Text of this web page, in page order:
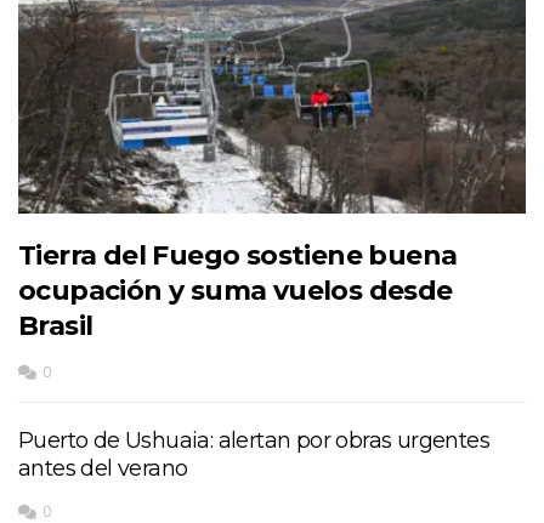
Tierra del Fuego sostiene buena
ocupación y suma vuelos desde
Brasil
0
Puerto de Ushuaia: alertan por obras urgentes
antes del verano
0